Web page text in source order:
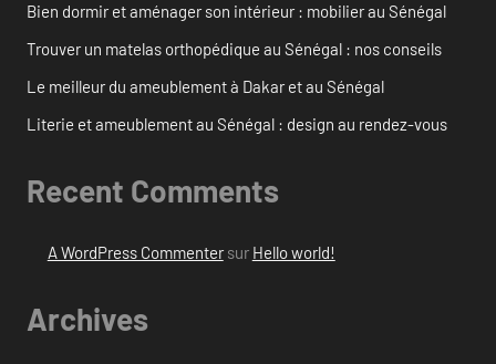
Bien dormir et aménager son intérieur : mobilier au Sénégal
Trouver un matelas orthopédique au Sénégal : nos conseils
Le meilleur du ameublement à Dakar et au Sénégal
Literie et ameublement au Sénégal : design au rendez-vous
Recent Comments
A WordPress Commentersur Hello world!
Archives